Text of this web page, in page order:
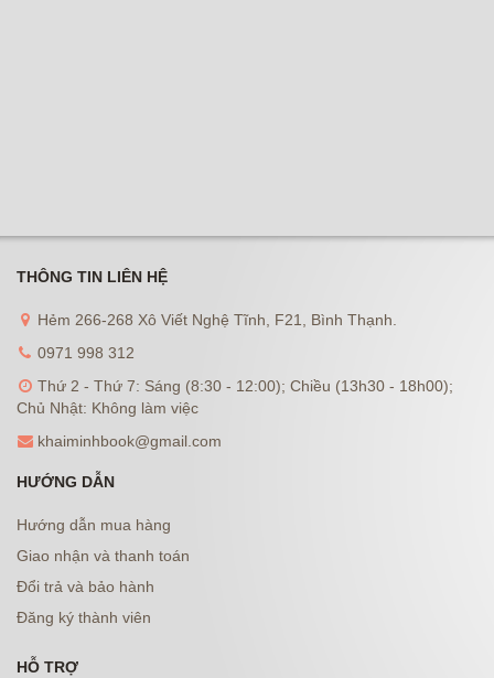
THÔNG TIN LIÊN HỆ
Hẻm 266-268 Xô Viết Nghệ Tĩnh, F21, Bình Thạnh.
0971 998 312
Thứ 2 - Thứ 7: Sáng (8:30 - 12:00); Chiều (13h30 - 18h00);
Chủ Nhật: Không làm việc
khaiminhbook@gmail.com
HƯỚNG DẪN
Hướng dẫn mua hàng
Giao nhận và thanh toán
Đổi trả và bảo hành
Đăng ký thành viên
HỖ TRỢ